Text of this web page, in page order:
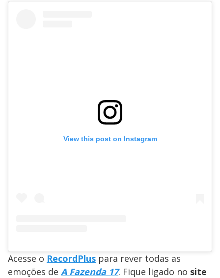
View this post on Instagram
Acesse o RecordPlus para rever todas as
emoções de A Fazenda 17. Fique ligado no site